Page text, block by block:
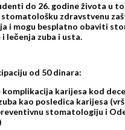
do 26. godine života u
stomatološku zdravstvenu
i mogu besplatno obaviti
lečenja zuba i usta.
od 50 dinara:
komplikacija karijesa kod
kao posledica karijesa
stomatologiju i